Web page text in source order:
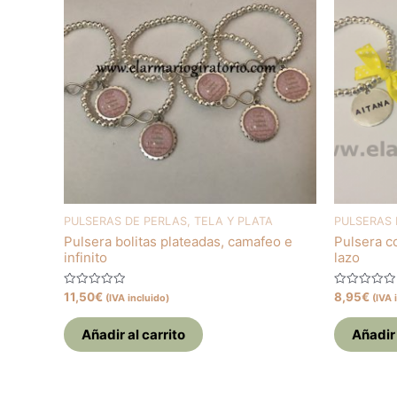
PULSERAS DE PERLAS, TELA Y PLATA
Pulsera bolitas plateadas, camafeo e
infinito
Valorado
con
de
5
11,50€ (IVA incluido)
Añadir al carrito
Pulsera
lazo
Valorado
con
de
5
8,95€ (IVA